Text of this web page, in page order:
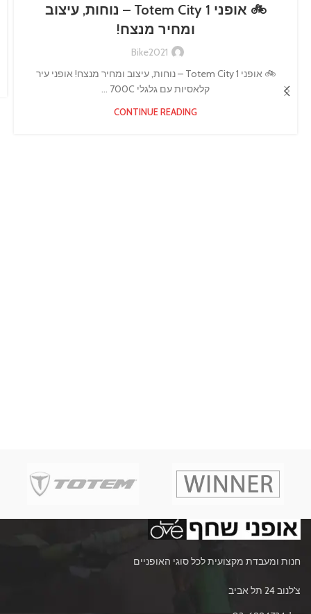
🚲 אופני Totem City 1 – נוחות, עיצוב
ומחיר מנצח!
Bike2021
🚲 אופני Totem City 1 – נוחות, עיצוב ומחיר מנצח! אופני עיר
קלאסיות עם גלגלי 700C ...
CONTINUE READING
חנות ומעבדת מקצועית לכל סוגי האופניים
צ'לנוב 24 תל אביב